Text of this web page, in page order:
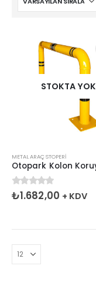
STOKTA YOK
METAL ARAÇ STOPERI
0 5 üzerinden
₺1.682,00 + KDV